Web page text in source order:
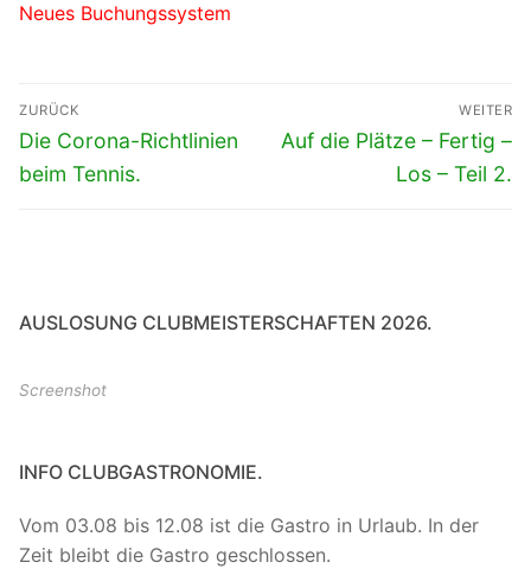
Neues Buchungssystem
Beitragsnavigation
ZURÜCK
Vorheriger
Beitrag:
Die Corona-Richtlinien
beim Tennis.
WEITER
Nächster
Auf die Plätze – Fertig –
Los – Teil 2.
AUSLOSUNG CLUBMEISTERSCHAFTEN 2026.
Screenshot
INFO CLUBGASTRONOMIE.
Vom 03.08 bis 12.08 ist die Gastro in Urlaub. In der
Zeit bleibt die Gastro geschlossen.